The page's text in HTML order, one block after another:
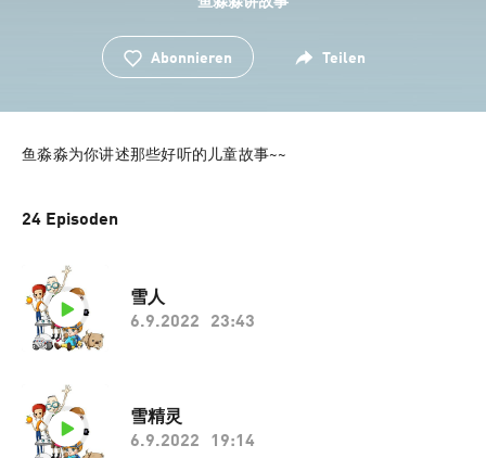
Abonnieren Teilen
鱼淼淼为你讲述那些好听的儿童故事~~
24 Episoden
雪人
6.9.2022
23:43
雪精灵
6.9.2022
19:14